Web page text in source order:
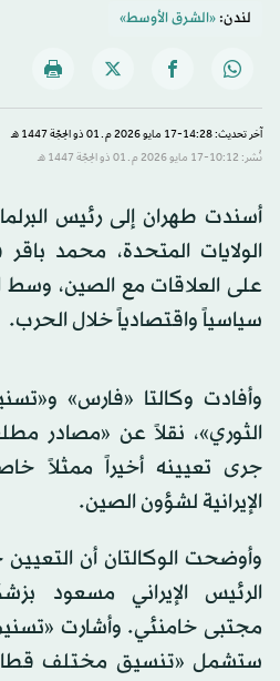
لندن:«الشرق الأوسط»
آخر تحديث: 14:28-17 مايو 2026 م ـ 01 ذو الحِجّة 1447 هـ
نُشر: 10:12-17 مايو 2026 م ـ 01 ذو الحِجّة 1447 هـ
أسندت طهران إلى رئيس
الولايات المتحدة، محمد
على العلاقات مع الصين، وسط
سياسياً واقتصادياً خلال الحرب.
وأفادت وكالتا «فارس»
الثوري»، نقلاً عن «مصادر
جرى تعيينه أخيراً ممثلاً
الإيرانية لشؤون الصين.
وأوضحت الوكالتان أن
الرئيس الإيراني مسعود
مجتبى خامنئي. وأشارت
ستشمل «تنسيق مختلف